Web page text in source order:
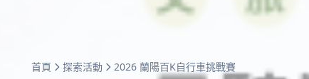
首頁 探索活動 2026 蘭陽百K自行車挑戰賽